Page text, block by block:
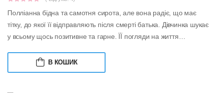
Полліанна бідна та самотня сирота, але вона радіє, що має
тітку, до якої її відправляють після смерті батька. Дівчинка шукає
у всьому щось позитивне та гарне. ЇЇ погляди на життя
В КОШИК